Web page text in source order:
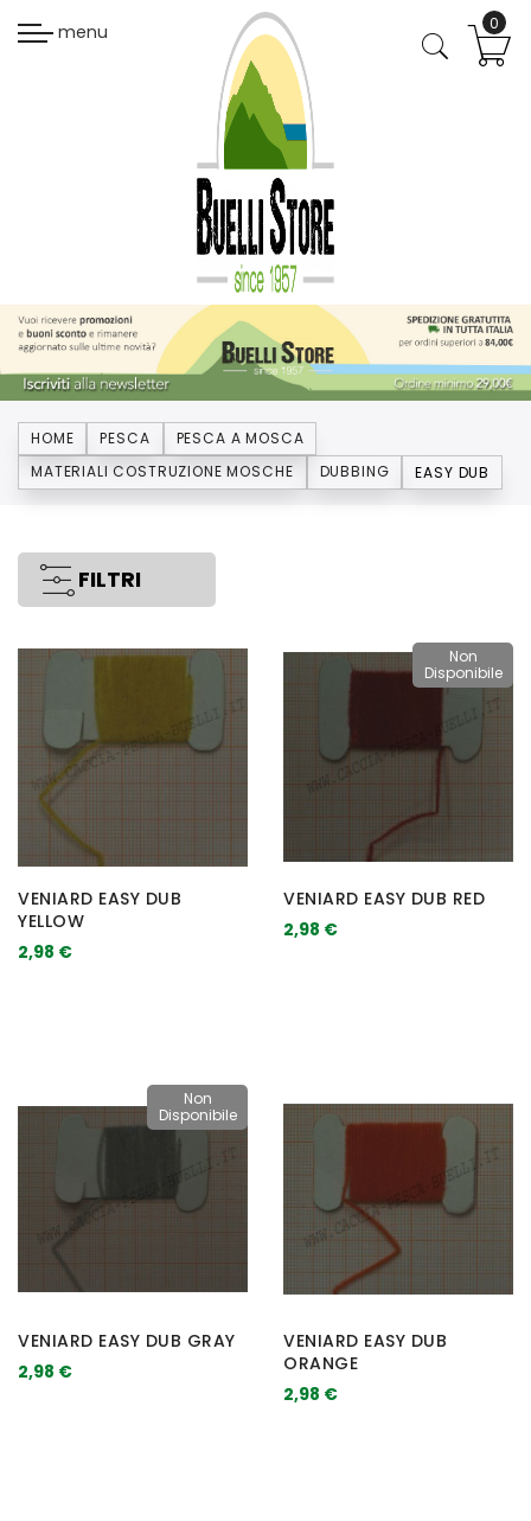
menu
HOME PESCA
PESCA A MOSCA
MATERIALI COSTRUZIONE MOSCHE
DUBBING EASY DUB
FILTRI
VENIARD EASY DUB
YELLOW
2,98 €
Non
Disponibile
VENIARD EASY DUB RED
2,98 €
Non
Disponibile
VENIARD EASY DUB GRAY
2,98 €
VENIARD EASY DUB
ORANGE
2,98 €